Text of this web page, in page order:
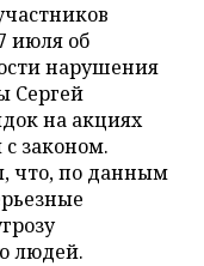
июля об
нарушения
Сергей
на акциях
с законом.
что, по данным
людей.